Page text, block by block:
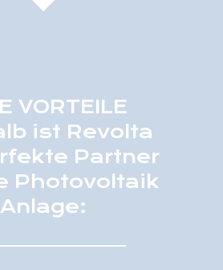
VORTEILE
ist Revolta
Partner
Photovoltaik
Anlage: